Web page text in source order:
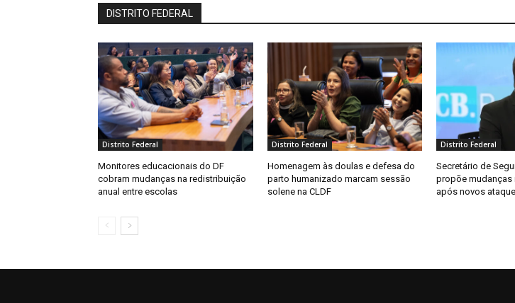
DISTRITO FEDERAL
Distrito Federal
Monitores educacionais do DF
cobram mudanças na redistribuição
anual entre escolas
Distrito Federal
Homenagem às doulas e defesa do
parto humanizado marcam sessão
solene na CLDF
Distrito Federal
Secretário de
propõe mudanças
após novos